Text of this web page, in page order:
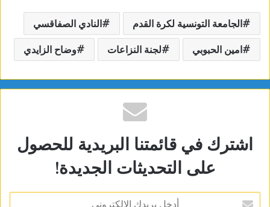
الجامعة التونسية لكرة القدم النادي الصفاقسي
امين الحبوبي لجنة النزاعات وضاح الزايدي
اشترك في قائمتنا البريدية للحصول
على التحديثات الجديدة!